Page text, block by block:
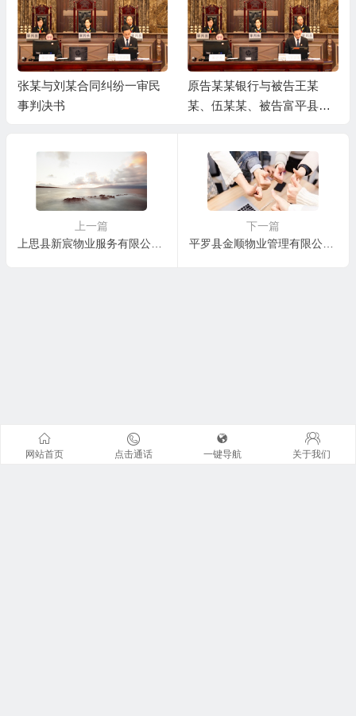
张某与刘某合同纠纷一审民
事判决书
原告某某银行与被告王某
某、伍某某、被告富平县某
上一篇
上思县新宸物业服务有限公司与黄某合同纠纷一审民事判决书
下一篇
平罗县金顺物业管理有限公司贺兰物业服务中心与胡某物业服务合同纠纷一审民事判决书
网站首页 点击通话 一键导航 关于我们